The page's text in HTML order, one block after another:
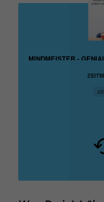
MINDMEISTER -